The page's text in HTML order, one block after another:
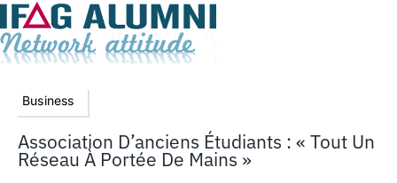
Business
Association D’anciens Étudiants : « Tout Un
Réseau À Portée De Mains »